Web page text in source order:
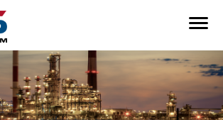
SẢN PHẨM
ĐIỆN MẶT TRỜI & PIN LƯU TRỮ